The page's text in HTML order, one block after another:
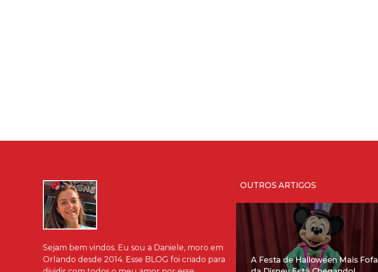
Sejam bem vindos. Eu sou a Daniele, moro em
Orlando desde 2014. Esse BLOG foi criado para
OUTROS ARTIGOS
A Festa de Halloween Mais Fofa